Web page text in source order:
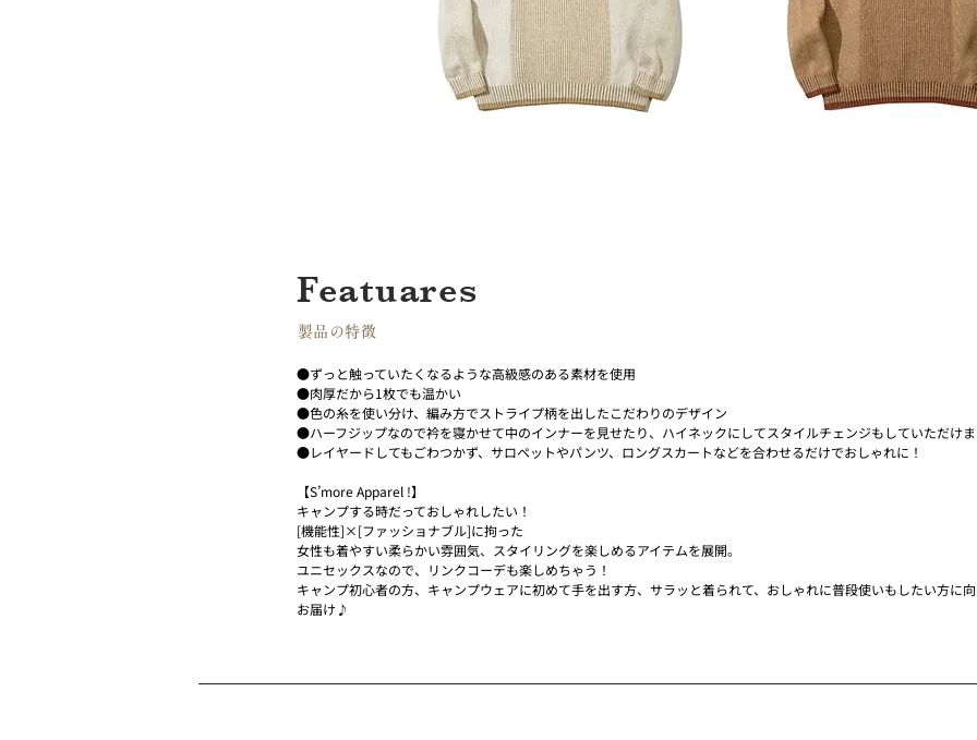
Featuares
​製品の特徴
●ずっと触っていたくなるような高級感のある素材を使用
●肉厚だから1枚でも温かい
●色の糸を使い分け、編み方でストライプ柄を出したこだわりのデザイン
●ハーフジップなので衿を寝かせて中のインナーを見せたり、ハイネックにしてスタイルチェンジもしていただけま
●レイヤードしてもごわつかず、サロペットやパンツ、ロングスカートなどを合わせるだけでおしゃれに！
【S’more Apparel !】
キャンプする時だっておしゃれしたい！
[機能性]×[ファッショナブル]に拘った
女性も着やすい柔らかい雰囲気、スタイリングを楽しめるアイテムを展開。
ユニセックスなので、リンクコーデも楽しめちゃう！
キャンプ初心者の方、キャンプウェアに初めて手を出す方、サラッと着られて、おしゃれに普段使いもしたい方に
お届け♪